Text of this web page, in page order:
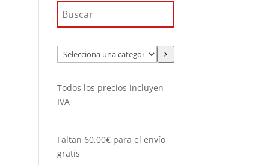
Selecciona
una
Todos los precios incluyen
IVA
Faltan60,00€ para el envío
gratis